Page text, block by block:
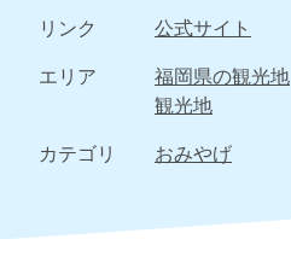
リンク
公式サイト
エリア
福岡県の観光地
観光地
カテゴリ
おみやげ